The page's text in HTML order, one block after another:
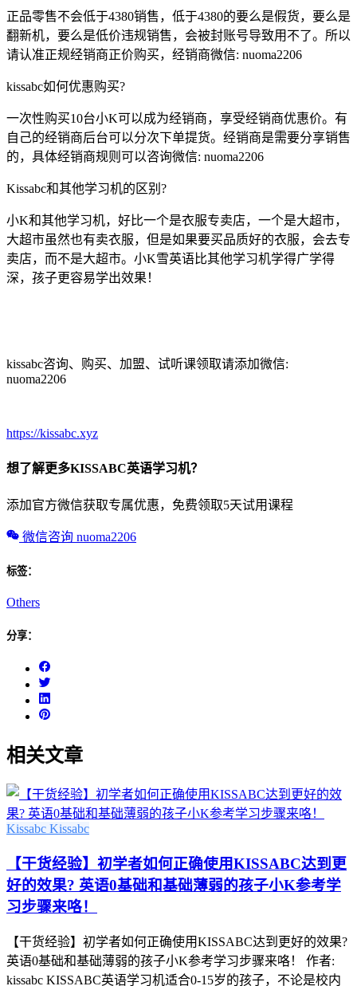
正品零售不会低于4380销售，低于4380的要么是假货，要么是
翻新机，要么是低价违规销售，会被封账号导致用不了。所以
请认准正规经销商正价购买，经销商微信: nuoma2206
kissabc如何优惠购买?
一次性购买10台小K可以成为经销商，享受经销商优惠价。有
自己的经销商后台可以分次下单提货。经销商是需要分享销售
的，具体经销商规则可以咨询微信: nuoma2206
Kissabc和其他学习机的区别?
小K和其他学习机，好比一个是衣服专卖店，一个是大超市，
大超市虽然也有卖衣服，但是如果要买品质好的衣服，会去专
卖店，而不是大超市。小K雪英语比其他学习机学得广学得
深，孩子更容易学出效果！
kissabc咨询、购买、加盟、试听课领取请添加微信:
nuoma2206
https://kissabc.xyz
想了解更多KISSABC英语学习机？
添加官方微信获取专属优惠，免费领取5天试用课程
微信咨询 nuoma2206
标签：
Others
分享：
相关文章
Kissabc Kissabc
【干货经验】初学者如何正确使用KISSABC达到更
好的效果? 英语0基础和基础薄弱的孩子小K参考学
习步骤来咯！
【干货经验】初学者如何正确使用KISSABC达到更好的效果?
英语0基础和基础薄弱的孩子小K参考学习步骤来咯！ 作者:
kissabc KISSABC英语学习机适合0-15岁的孩子，不论是校内